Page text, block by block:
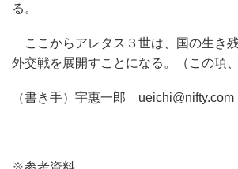
る。
ここからアレタス３世は、国の生き
外交戦を展開すことになる。（この項
（書き手）宇惠一郎 ueichi@nifty.com